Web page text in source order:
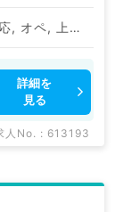
一般外来, 病棟管理, 救急対応, オペ, 上部内視鏡検査（ＧＦ）, 下部内視鏡検査（ＣＦ）
詳細を
見る
人No. : 613193